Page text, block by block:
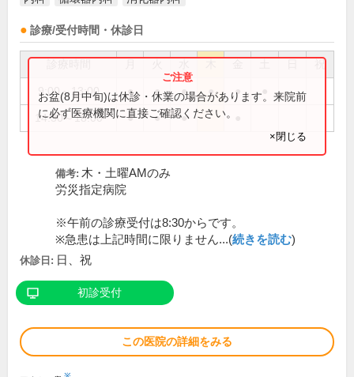
診療/受付時間・休診日
祝
9:00～13:00 ● ● ● ● ●
14:30～18:00 ● ● ●
お盆(8月中旬)は休診・休業の場合があります。来院前
に必ず医療機関に直接ご確認ください。
×閉じる
備考: 木・土曜AMのみ
労災指定病院
※午前の診療受付は8:30からです。
※急患は上記時間に限りません...(続きを読む)
休診日: 日、祝
初診受付
この医院の詳細をみる